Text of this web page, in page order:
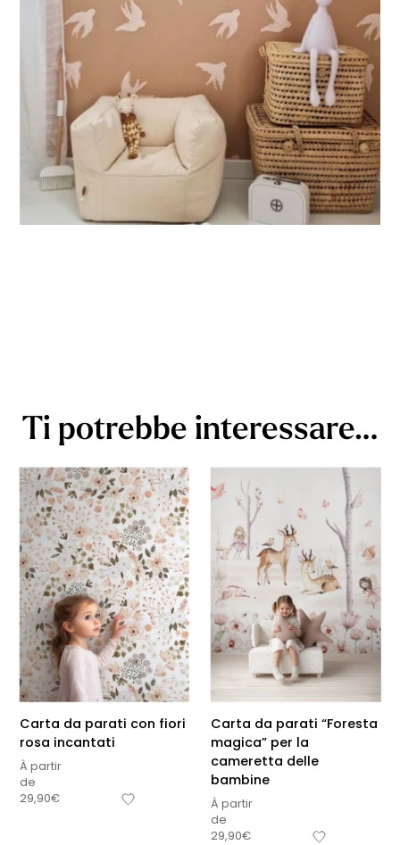
Ti potrebbe interessare…
Carta da parati con fiori
rosa incantati
À partir
de
29,90€
Carta da parati “Foresta
magica” per la
cameretta delle
bambine
À partir
de
29,90€